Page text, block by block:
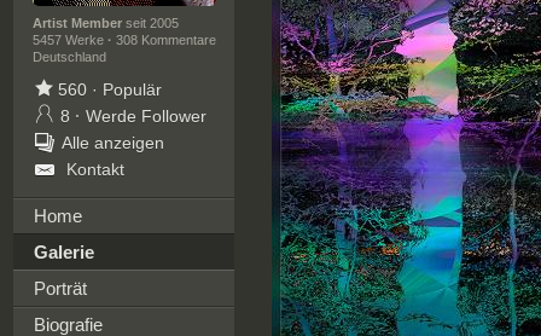
Artist Memberseit 2005
5457 Werke · 308 Kommentare
Deutschland
560· Populär
8 · Werde Follower
Alle anzeigen
Kontakt
Home
Galerie
Porträt
Biografie